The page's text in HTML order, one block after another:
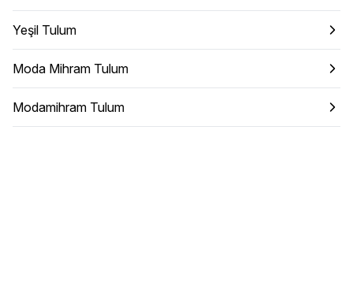
Yeşil Tulum
Moda Mihram Tulum
Modamihram Tulum